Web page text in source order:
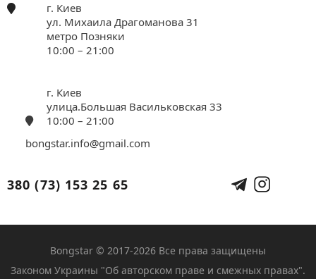
г. Киев
ул. Михаила Драгоманова 31
метро Позняки
10:00 – 21:00
г. Киев
улица.Большая Васильковская 33
10:00 – 21:00
bongstar.info@gmail.com
380 (73) 153 25 65
Bongstar © 2017-2026 Все права защищены
Законом Украины "Об авторском праве и смежных правах".